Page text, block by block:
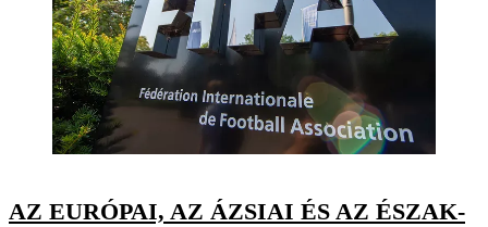
AZ EURÓPAI, AZ ÁZSIAI ÉS AZ ÉSZAK-